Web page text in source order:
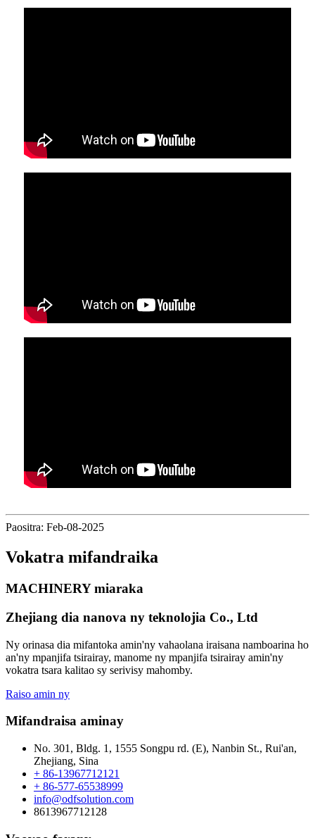
Paositra: Feb-08-2025
Vokatra mifandraika
MACHINERY miaraka
Zhejiang dia nanova ny teknolojia Co., Ltd
Ny orinasa dia mifantoka amin'ny vahaolana iraisana namboarina ho
an'ny mpanjifa tsirairay, manome ny mpanjifa tsirairay amin'ny
vokatra tsara kalitao sy serivisy mahomby.
Raiso amin ny
Mifandraisa aminay
No. 301, Bldg. 1, 1555 Songpu rd. (E), Nanbin St., Rui'an,
Zhejiang, Sina
+ 86-13967712121
+ 86-577-65538999
info@odfsolution.com
8613967712128